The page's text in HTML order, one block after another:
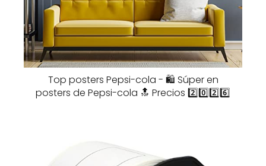
Top posters Pepsi-cola - 🛍️ Súper en
posters de Pepsi-cola 🔝 Precios 2️⃣0️⃣2️⃣6️⃣